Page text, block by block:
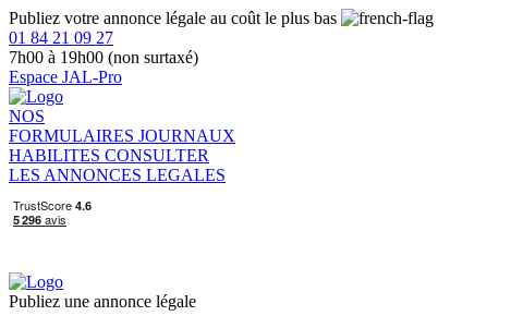
Publiez votre annonce légale au coût le plus bas
01 84 21 09 27
7h00 à 19h00 (non surtaxé)
Espace JAL-Pro
NOS
FORMULAIRES JOURNAUX
HABILITES CONSULTER
LES ANNONCES LEGALES
Publiez une annonce légale